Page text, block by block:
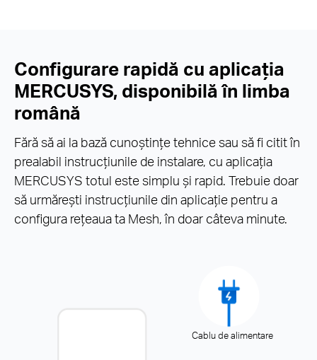
Configurare rapidă cu aplicația
MERCUSYS, disponibilă în limba
română
Fără să ai la bază cunoștințe tehnice sau să fi citit în
prealabil instrucțiunile de instalare, cu aplicația
MERCUSYS totul este simplu și rapid. Trebuie doar
să urmărești instrucțiunile din aplicație pentru a
configura rețeaua ta Mesh, în doar câteva minute.
Cablu de alimentare